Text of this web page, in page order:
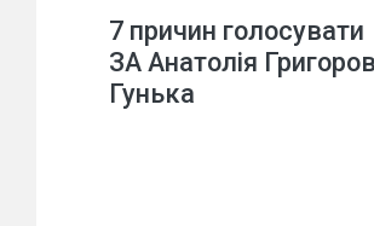
7 причин голосувати
ЗА Анатолія
Гунька